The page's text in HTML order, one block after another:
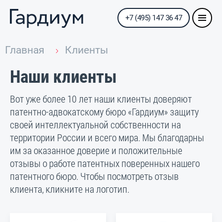
+7 (495) 147 36 47
Главная Клиенты
Наши клиенты
Вот уже более 10 лет наши клиенты доверяют
патентно-адвокатскому бюро «Гардиум» защиту
своей интеллектуальной собственности на
территории России и всего мира. Мы благодарны
им за оказанное доверие и положительные
отзывы о работе патентных поверенных нашего
патентного бюро. Чтобы посмотреть отзыв
клиента, кликните на логотип.